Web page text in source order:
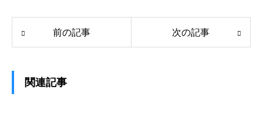
前の記事 次の記事
関連記事